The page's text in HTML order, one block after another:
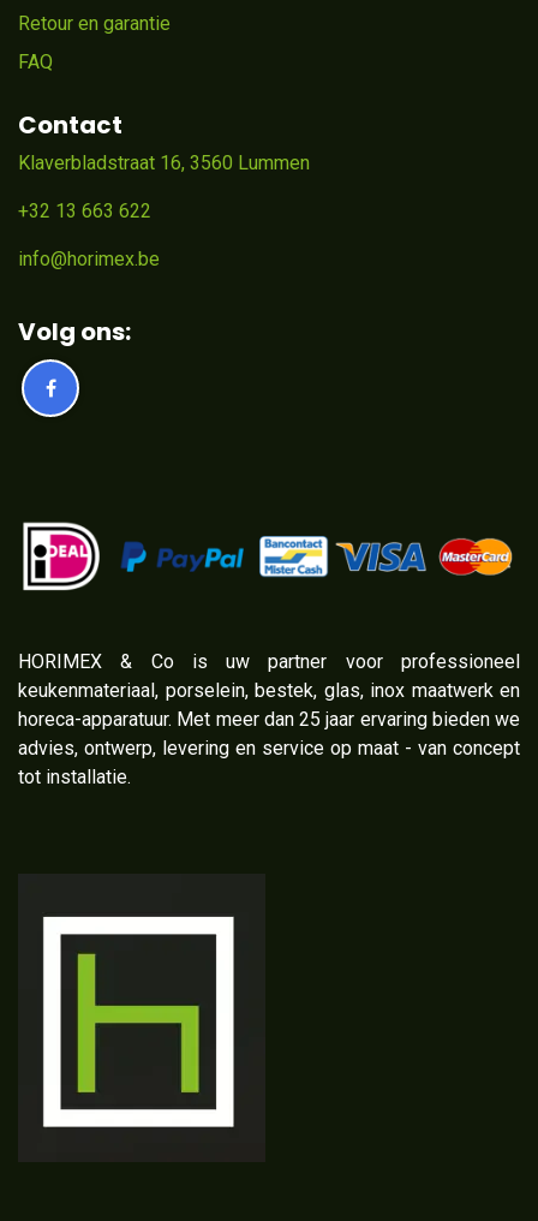
Retour en garantie
FAQ
Contact
Klaverbladstraat 16, 3560 Lummen
+32 13 663 622
info@horimex.be
Volg ons:
​HORIMEX & Co is uw partner voor professioneel
keukenmateriaal, porselein, bestek, glas, inox maatwerk en
horeca-apparatuur. Met meer dan 25 jaar ervaring bieden we
advies, ontwerp, levering en service op maat - van concept
tot installatie.